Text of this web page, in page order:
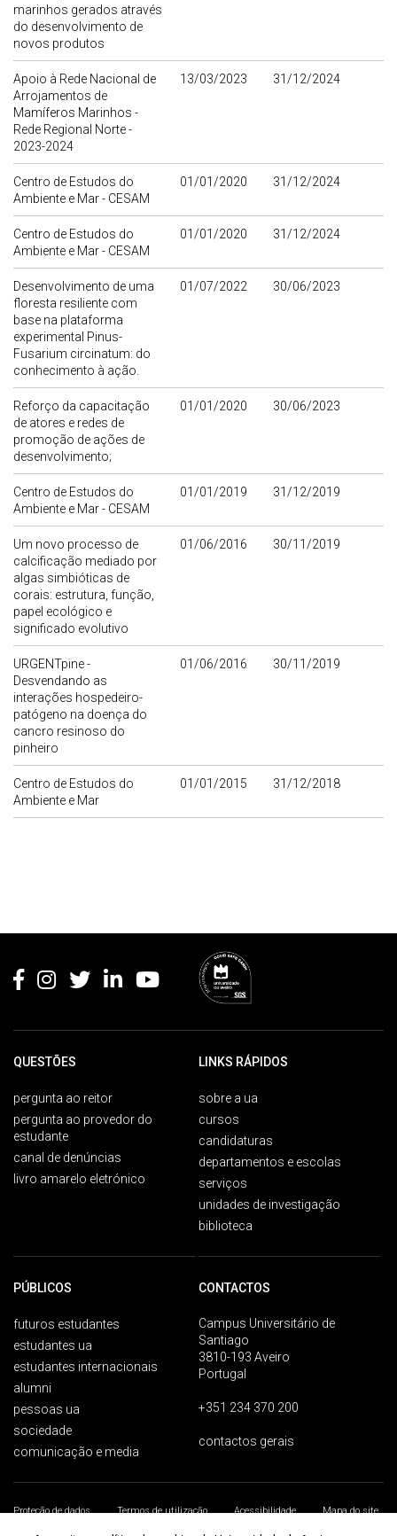
marinhos gerados através
do desenvolvimento de
novos produtos
Apoio à Rede Nacional de
Arrojamentos de
Mamíferos Marinhos -
Rede Regional Norte -
2023-2024
13/03/2023 31/12/2024
Centro de Estudos do
Ambiente e Mar - CESAM
01/01/2020 31/12/2024
Centro de Estudos do
Ambiente e Mar - CESAM
01/01/2020 31/12/2024
Desenvolvimento de uma
floresta resiliente com
base na plataforma
experimental Pinus-
Fusarium circinatum: do
conhecimento à ação.
01/07/2022 30/06/2023
Reforço da capacitação
de atores e redes de
promoção de ações de
desenvolvimento;
01/01/2020 30/06/2023
Centro de Estudos do
Ambiente e Mar - CESAM
01/01/2019 31/12/2019
Um novo processo de
calcificação mediado por
algas simbióticas de
corais: estrutura, função,
papel ecológico e
significado evolutivo
01/06/2016 30/11/2019
URGENTpine -
Desvendando as
interações hospedeiro-
patógeno na doença do
cancro resinoso do
pinheiro
01/06/2016 30/11/2019
Centro de Estudos do
Ambiente e Mar
01/01/2015 31/12/2018
QUESTÕES
pergunta ao reitor
pergunta ao provedor do
estudante
canal de denúncias
livro amarelo eletrónico
LINKS RÁPIDOS
sobre a ua
cursos
candidaturas
departamentos e escolas
serviços
unidades de investigação
biblioteca
PÚBLICOS
futuros estudantes
estudantes ua
estudantes internacionais
alumni
pessoas ua
sociedade
comunicação e media
CONTACTOS
Campus Universitário de
Santiago
3810-193 Aveiro
Portugal
+351 234 370 200
contactos gerais
Proteção de dados Termos de utilização Acessibilidade
Mapa do site
Universidade de Aveiro 2026